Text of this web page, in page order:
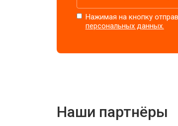
Нажимая на кнопку
персональных данных.
Наши партнёры